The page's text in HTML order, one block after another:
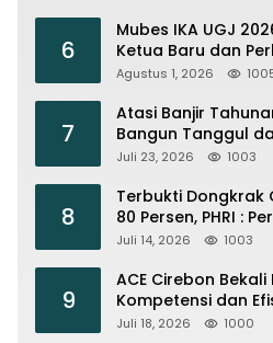
6
Mubes IKA UGJ
Ketua Baru dan
Agustus 1, 2026
7
Atasi Banjir
Bangun Tanggul
Kijing
Juli 23, 2026 1003
8
Terbukti Dongkrak
80 Persen, PHRI :
Olahraga di Cirebon
Juli 14, 2026 1003
9
ACE Cirebon
Kompetensi dan
Juli 18, 2026 1000